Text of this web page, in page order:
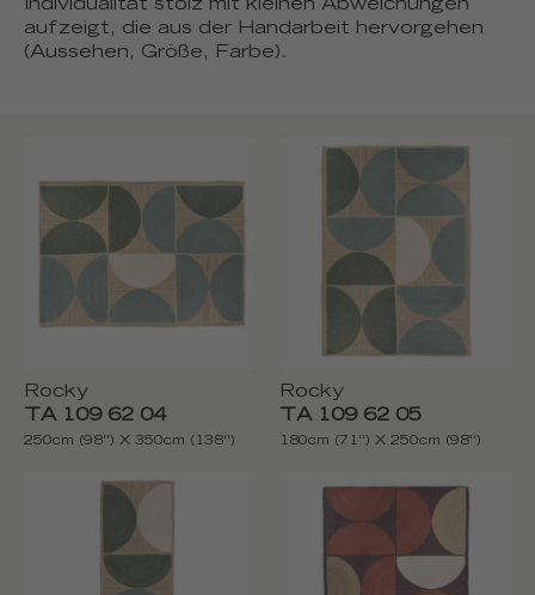
Individualität stolz mit kleinen Abweichungen
aufzeigt, die aus der Handarbeit hervorgehen
(Aussehen, Größe, Farbe).
Rocky
TA 109 62 04
250cm (98'') X 350cm (138'')
Rocky
TA 109 62 05
180cm (71'') X 250cm (98'')